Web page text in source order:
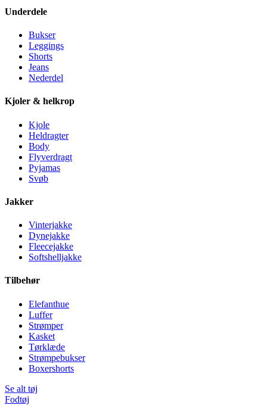
Underdele
Bukser
Leggings
Shorts
Jeans
Nederdel
Kjoler & helkrop
Kjole
Heldragter
Body
Flyverdragt
Pyjamas
Svøb
Jakker
Vinterjakke
Dynejakke
Fleecejakke
Softshelljakke
Tilbehør
Elefanthue
Luffer
Strømper
Kasket
Tørklæde
Strømpebukser
Boxershorts
Se alt tøj
Fodtøj